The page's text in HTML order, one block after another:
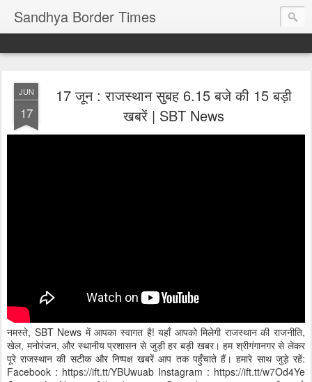
Sandhya Border Times
JUN
17
17 जून : राजस्थान सुबह 6.15 बजे की 15 बड़ी
खबरें | SBT News
नमस्ते, SBT News में आपका स्वागत है! यहाँ आपको मिलेगी राजस्थान की राजनीति,
खेल, मनोरंजन, और स्थानीय प्रशासन से जुड़ी हर बड़ी खबर। हम श्रीगंगानगर से लेकर
पूरे राजस्थान की सटीक और निष्पक्ष खबरें आप तक पहुँचाते हैं। हमारे साथ जुड़े रहें:
Facebook : https://ift.tt/YBUwuab Instagram : https://ift.tt/w7Od4Ye